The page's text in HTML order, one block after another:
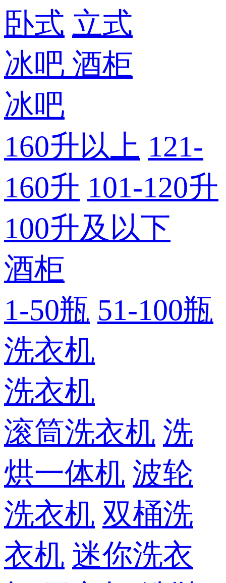
卧式 立式
冰吧 酒柜
冰吧
160升以上 121-
160升 101-120升
100升及以下
酒柜
1-50瓶 51-100瓶
洗衣机
洗衣机
滚筒洗衣机 洗
烘一体机 波轮
洗衣机 双桶洗
衣机 迷你洗衣